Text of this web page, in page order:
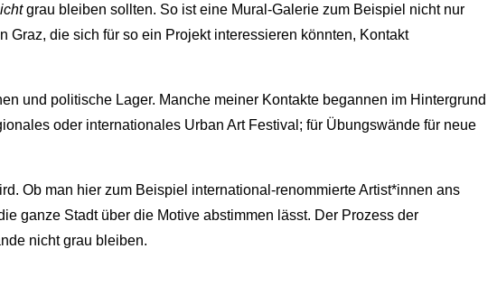
grau bleiben sollten. So ist eine Mural-Galerie zum Beispiel nicht nur
die sich für so ein Projekt interessieren könnten, Kontakt
und politische Lager. Manche meiner Kontakte begannen im Hintergrund
oder internationales Urban Art Festival; für Übungswände für neue
Ob man hier zum Beispiel international-renommierte Artist*innen ans
ganze Stadt über die Motive abstimmen lässt. Der Prozess der
nicht grau bleiben.